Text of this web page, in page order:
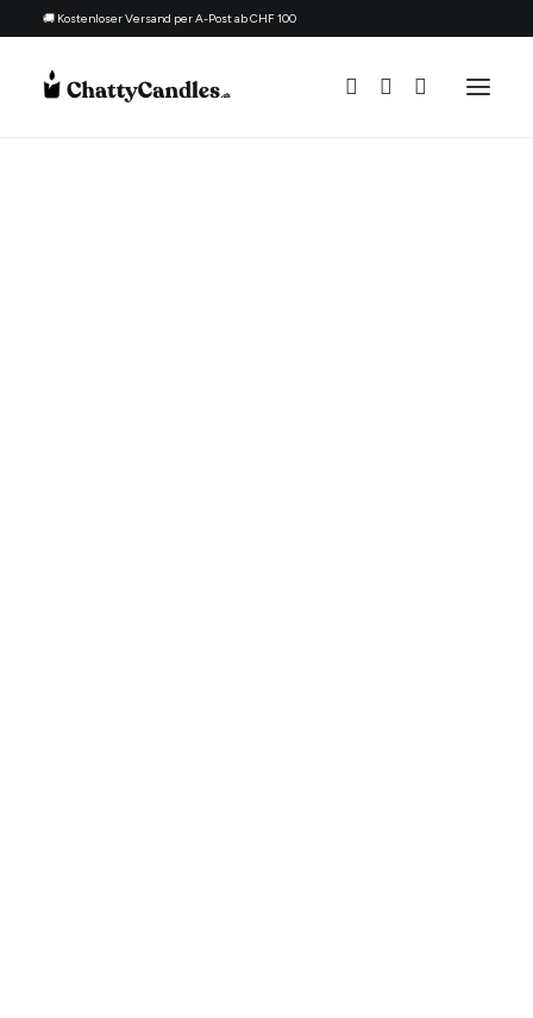
🚚 Kostenloser Versand per A-Post ab CHF 100